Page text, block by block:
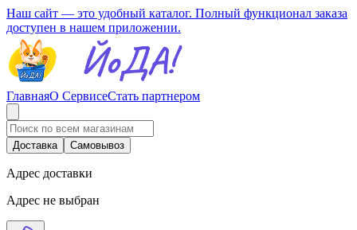
Наш сайт — это удобный каталог. Полный функционал заказа
доступен в нашем приложении.
ГлавнаяО СервисеСтать партнером
Доставка Самовывоз
Адрес доставки
Адрес не выбран